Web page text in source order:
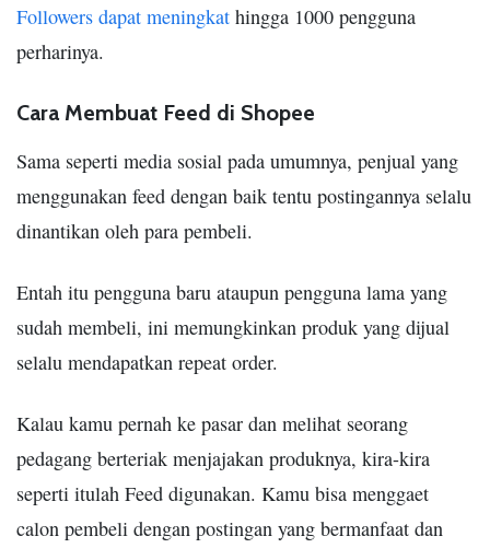
Followers dapat meningkat hingga 1000 pengguna
perharinya.
Cara Membuat Feed di Shopee
Sama seperti media sosial pada umumnya, penjual yang
menggunakan feed dengan baik tentu postingannya selalu
dinantikan oleh para pembeli.
Entah itu pengguna baru ataupun pengguna lama yang
sudah membeli, ini memungkinkan produk yang dijual
selalu mendapatkan repeat order.
Kalau kamu pernah ke pasar dan melihat seorang
pedagang berteriak menjajakan produknya, kira-kira
seperti itulah Feed digunakan. Kamu bisa menggaet
calon pembeli dengan postingan yang bermanfaat dan